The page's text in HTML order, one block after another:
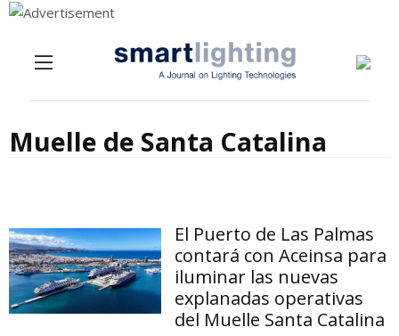
Muelle de Santa Catalina
El Puerto de Las Palmas
contará con Aceinsa para
iluminar las nuevas
explanadas operativas
del Muelle Santa Catalina